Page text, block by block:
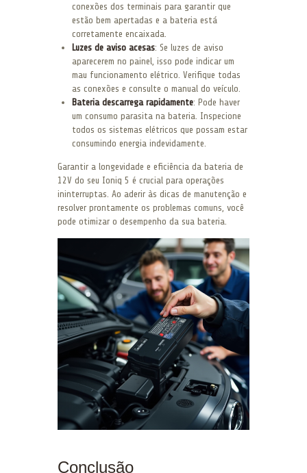
conexões dos terminais para garantir que
estão bem apertadas e a bateria está
corretamente encaixada.
Luzes de aviso acesas: Se luzes de aviso
aparecerem no painel, isso pode indicar um
mau funcionamento elétrico. Verifique todas
as conexões e consulte o manual do veículo.
Bateria descarrega rapidamente: Pode haver
um consumo parasita na bateria. Inspecione
todos os sistemas elétricos que possam estar
consumindo energia indevidamente.
Garantir a longevidade e eficiência da bateria de
12V do seu Ioniq 5 é crucial para operações
ininterruptas. Ao aderir às dicas de manutenção e
resolver prontamente os problemas comuns, você
pode otimizar o desempenho da sua bateria.
Conclusão